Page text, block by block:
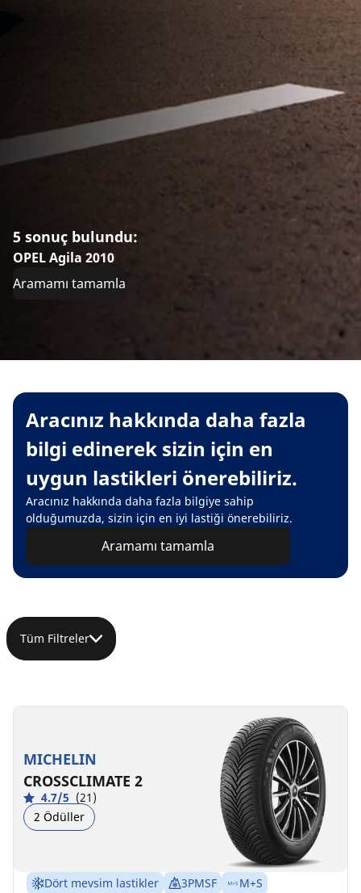
5 sonuç bulundu:
OPEL Agila 2010
Aramamı tamamla
Aracınız hakkında daha fazla
bilgi edinerek sizin için en
uygun lastikleri önerebiliriz.
Aracınız hakkında daha fazla bilgiye sahip
olduğumuzda, sizin için en iyi lastiği önerebiliriz.
Aramamı tamamla
Tüm Filtreler
MICHELIN
CROSSCLIMATE 2
4.7/5 (21)
2 Ödüller
Dört mevsim lastikler 3PMSF M+S